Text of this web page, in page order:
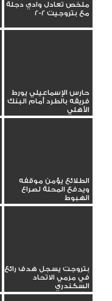
ملخص تعادل وادي دجلة
مع بتروجيت 2-2
حارس الإسماعيلي يورط
فريقه بالطرد أمام البنك
الأهلي
الطلائع يؤمن موقفه
ويدفع المحلة لصراع
الهبوط
بتروجت يسجل هدف رائع
في مرمي الاتحاد
السكندري